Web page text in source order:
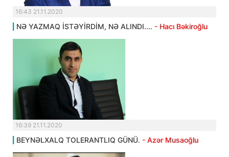
16:43 21.11.2020
NƏ YAZMAQ İSTƏYİRDİM, NƏ ALINDI.... - Hacı Bəkiroğlu
16:39 21.11.2020
BEYNƏLXALQ TOLERANTLIQ GÜNÜ. - Azər Musaoğlu